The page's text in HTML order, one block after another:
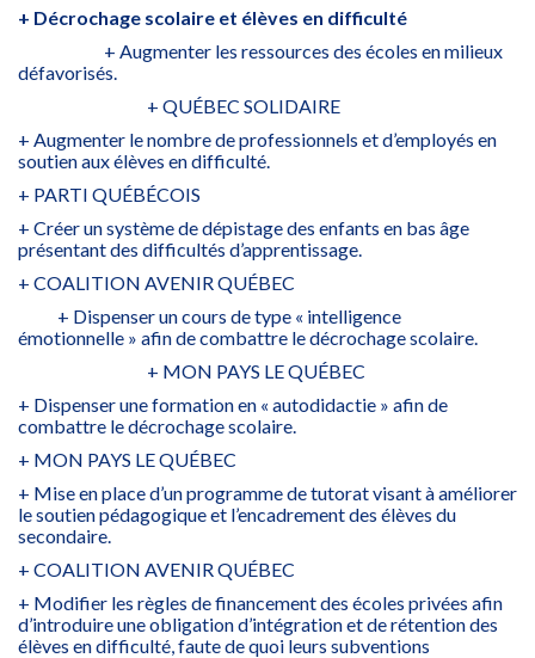
+ Décrochage scolaire et élèves en difficulté
+ Augmenter les ressources des écoles en milieux
défavorisés.
+ QUÉBEC SOLIDAIRE
+ Augmenter le nombre de professionnels et d’employés en
soutien aux élèves en difficulté.
+ PARTI QUÉBÉCOIS
+ Créer un système de dépistage des enfants en bas âge
présentant des difficultés d’apprentissage.
+ COALITION AVENIR QUÉBEC
+ Dispenser un cours de type « intelligence
émotionnelle » afin de combattre le décrochage scolaire.
+ MON PAYS LE QUÉBEC
+ Dispenser une formation en « autodidactie » afin de
combattre le décrochage scolaire.
+ MON PAYS LE QUÉBEC
+ Mise en place d’un programme de tutorat visant à améliorer
le soutien pédagogique et l’encadrement des élèves du
secondaire.
+ COALITION AVENIR QUÉBEC
+ Modifier les règles de financement des écoles privées afin
d’introduire une obligation d’intégration et de rétention des
élèves en difficulté, faute de quoi leurs subventions